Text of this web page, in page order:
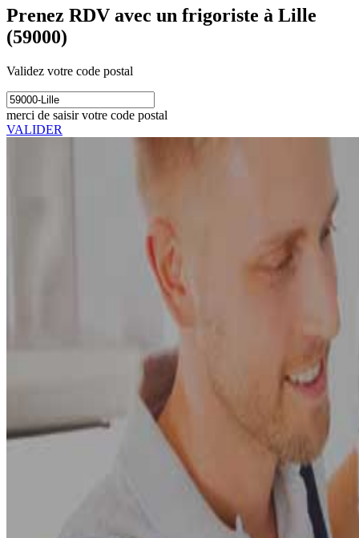
Prenez RDV avec un frigoriste à Lille
(59000)
Validez votre code postal
merci de saisir votre code postal
VALIDER